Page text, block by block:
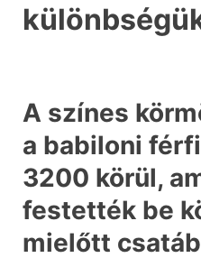
A színes
a babiloni
3200 körül,
festették be
mielőtt